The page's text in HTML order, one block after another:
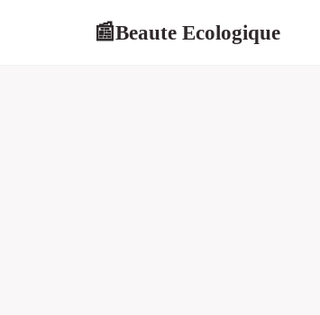
📰Beaute Ecologique